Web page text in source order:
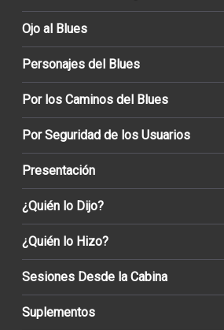
Ojo al Blues
Personajes del Blues
Por los Caminos del Blues
Por Seguridad de los Usuarios
Presentación
¿Quién lo Dijo?
¿Quién lo Hizo?
Sesiones Desde la Cabina
Suplementos